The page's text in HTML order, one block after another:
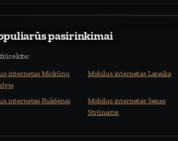
pasirinkimai
internetas Mickūnų
Mobilus internetas Lapaika
internetas Rukšėnai
Mobilus internetas Senas
Strūnaitis